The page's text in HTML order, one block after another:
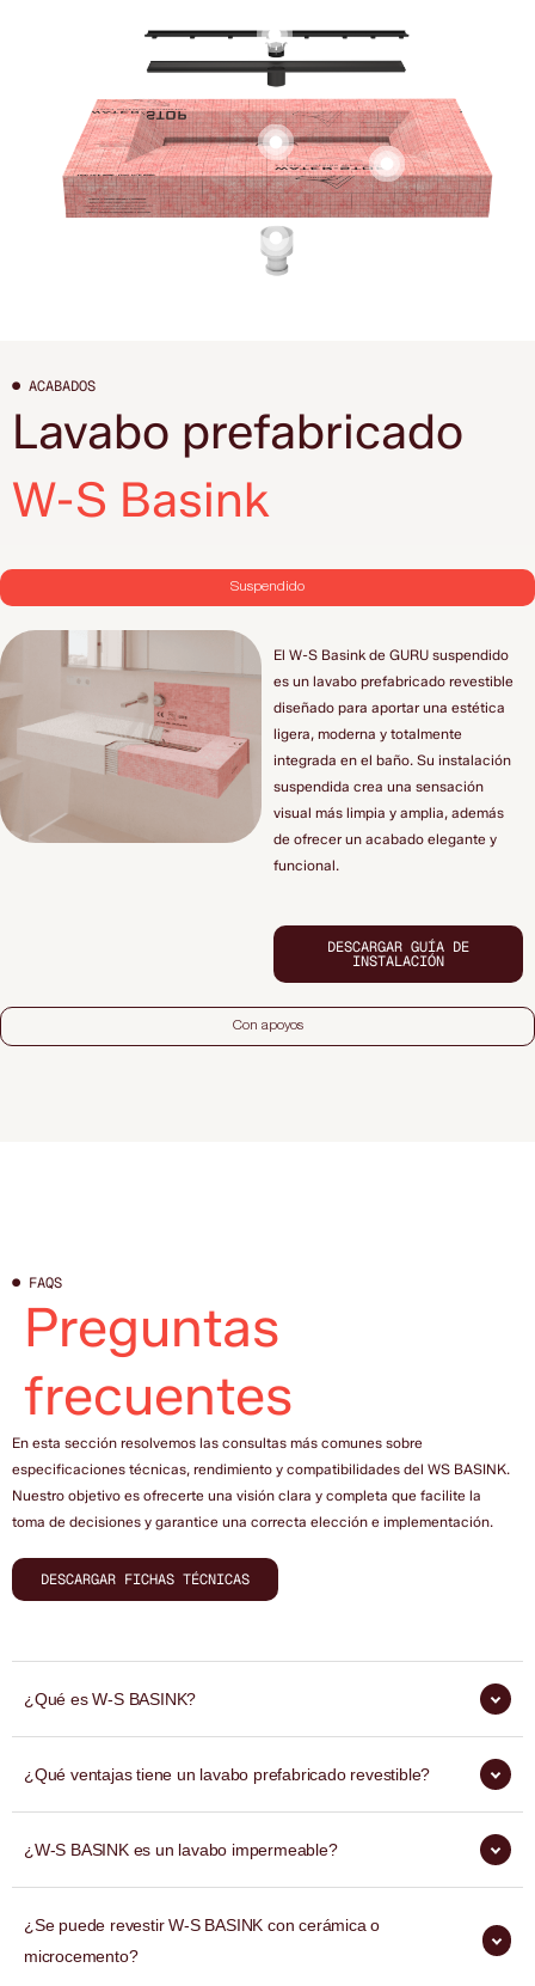
● ACABADOS
Lavabo prefabricado
W-S Basink
Suspendido
Con apoyos
El W-S Basink de GURU suspendido
es un lavabo prefabricado revestible
diseñado para aportar una estética
ligera, moderna y totalmente
integrada en el baño. Su instalación
suspendida crea una sensación
visual más limpia y amplia, además
de ofrecer un acabado elegante y
funcional.
DESCARGAR GUÍA DE
INSTALACIÓN
Preguntas
frecuentes
En esta sección resolvemos las consultas más comunes sobre
especificaciones técnicas, rendimiento y compatibilidades del WS BASINK.
Nuestro objetivo es ofrecerte una visión clara y completa que facilite la
toma de decisiones y garantice una correcta elección e implementación.
DESCARGAR FICHAS TÉCNICAS
● FAQS
¿Qué es W-S BASINK?
¿Qué ventajas tiene un lavabo prefabricado revestible?
¿W-S BASINK es un lavabo impermeable?
¿Se puede revestir W-S BASINK con cerámica o
microcemento?